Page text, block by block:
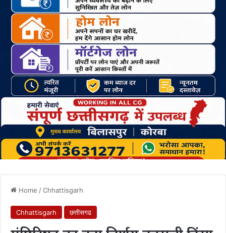
Home /Chhattisgarh
Chhattisgarh छत्तीसगढ